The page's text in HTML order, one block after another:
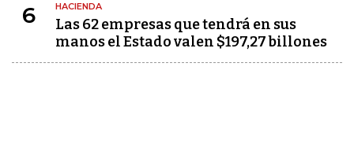
6 HACIENDA
Las 62 empresas que tendrá en sus
manos el Estado valen $197,27 billones